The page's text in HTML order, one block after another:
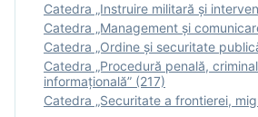
Catedra „Instruire militară şi
Catedra „Management și
Catedra „Ordine și securitate
Catedra „Procedură penală,
informațională” (217)
Catedra „Securitate a frontierei,